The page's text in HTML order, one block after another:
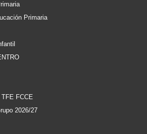
Primaria
FCCE
2026/27